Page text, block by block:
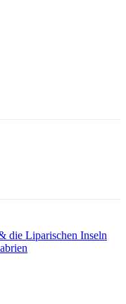
die Liparischen Inseln